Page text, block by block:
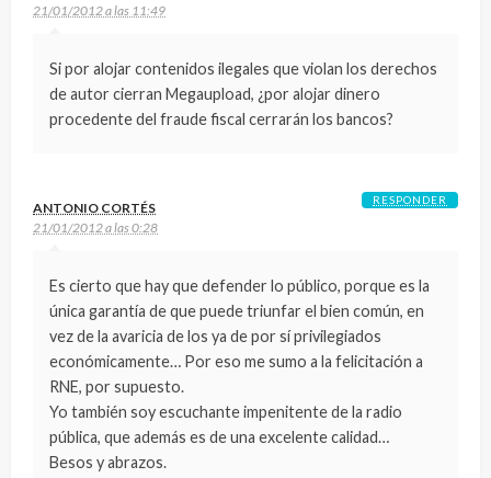
21/01/2012 a las 11:49
Si por alojar contenidos ilegales que violan los derechos
de autor cierran Megaupload, ¿por alojar dinero
procedente del fraude fiscal cerrarán los bancos?
ANTONIO CORTÉS
21/01/2012 a las 0:28
Es cierto que hay que defender lo público, porque es la
única garantía de que puede triunfar el bien común, en
vez de la avaricia de los ya de por sí privilegiados
económicamente… Por eso me sumo a la felicitación a
RNE, por supuesto.
Yo también soy escuchante impenitente de la radio
pública, que además es de una excelente calidad…
Besos y abrazos.
RESPONDER